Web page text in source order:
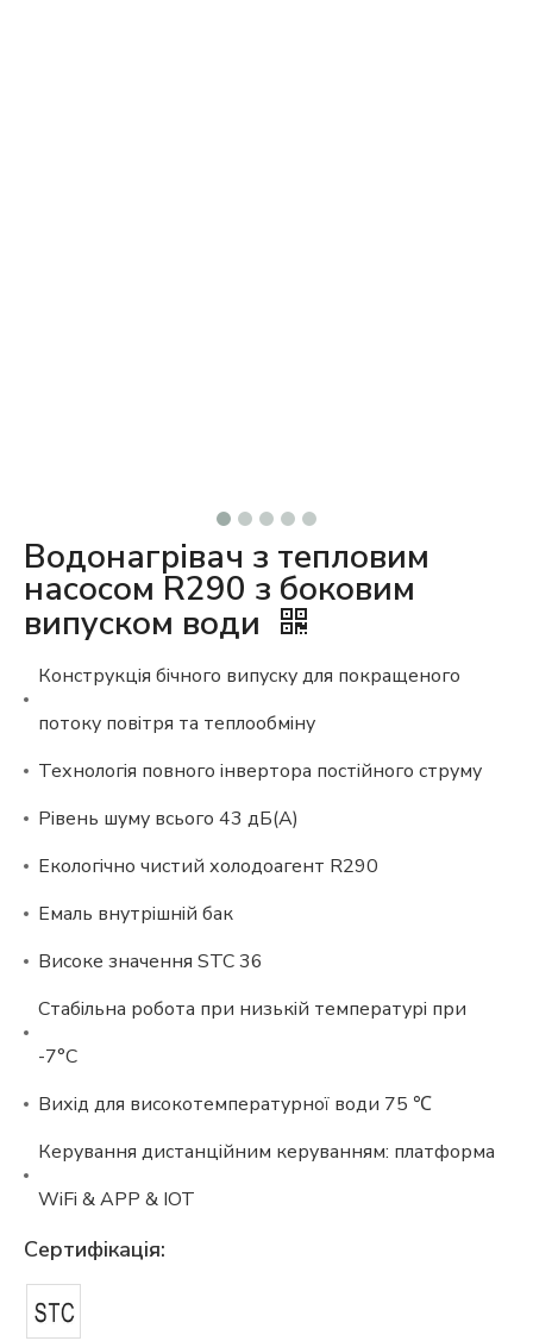
Водонагрівач з тепловим
насосом R290 з боковим
випуском води
Конструкція бічного випуску для покращеного
потоку повітря та теплообміну
Технологія повного інвертора постійного струму
Рівень шуму всього 43 дБ(А)
Екологічно чистий холодоагент R290
Емаль внутрішній бак
Високе значення STC 36
Стабільна робота при низькій температурі при
-7°C
Вихід для високотемпературної води 75 ℃
Керування дистанційним керуванням: платформа
WiFi & APP & IOT
Сертифікація: